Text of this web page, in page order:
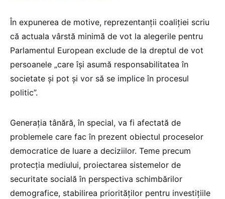
În expunerea de motive, reprezentanții coaliției scriu
că actuala vârstă minimă de vot la alegerile pentru
Parlamentul European exclude de la dreptul de vot
persoanele „care își asumă responsabilitatea în
societate și pot și vor să se implice în procesul
politic”.
Generația tânără, în special, va fi afectată de
problemele care fac în prezent obiectul proceselor
democratice de luare a deciziilor. Teme precum
protecția mediului, proiectarea sistemelor de
securitate socială în perspectiva schimbărilor
demografice, stabilirea priorităților pentru investițiile